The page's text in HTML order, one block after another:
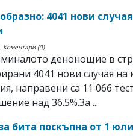
4041 нови
Коментари (0)
денонощие в
4041 нови случая на
направени са 11 066
над 36.5%.За ...
бита поскъпна от 1 юли